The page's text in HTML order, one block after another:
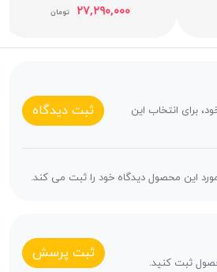
۲۷,۲۹۰,۰۰۰ تومان
برای انتخاب این
ثبت دیدگاه
این محصول دیدگاه خود را ثبت می کند.
ثبت کنید.
ثبت پرسش